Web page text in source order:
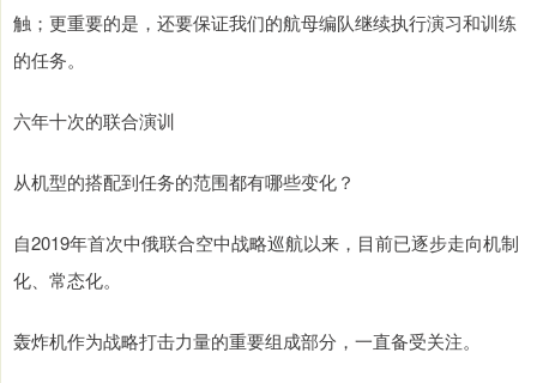
触；更重要的是，还要保证我们的航母编队继续执行演习和训练
的任务。
六年十次的联合演训
从机型的搭配到任务的范围都有哪些变化？
自2019年首次中俄联合空中战略巡航以来，目前已逐步走向机制
化、常态化。
轰炸机作为战略打击力量的重要组成部分，一直备受关注。